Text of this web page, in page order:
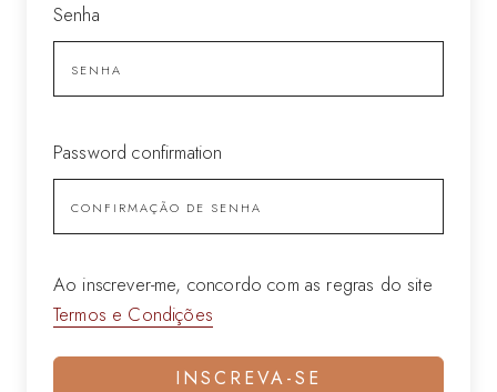
Senha
Password confirmation
Ao inscrever-me, concordo com as regras do site
Termos e Condições
INSCREVA-SE